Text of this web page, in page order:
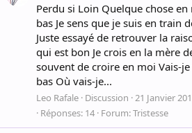
Perdu si Loin Quelque chose
bas Je sens que je suis en train
Juste essayé de retrouver la
qui est bon Je crois en la mère
souvent de croire en moi Vais-
bas Où vais-je...
Leo Rafale Discussion 21 Janvier
Réponses: 14 Forum:Tristesse